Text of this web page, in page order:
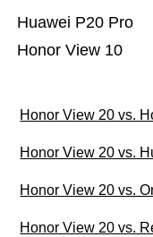
Honor View 10
Huawei P20 Pro
Honor View 20 vs.
Honor View 20 vs.
Honor View 20 vs.
Honor View 20 vs.